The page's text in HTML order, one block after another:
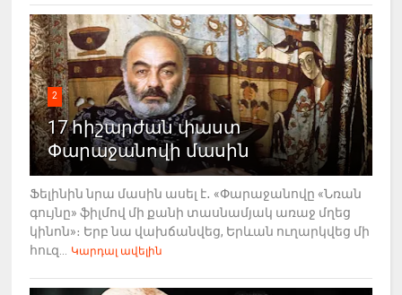
2
17 հիշարժան փաստ
Փարաջանովի մասին
Ֆելինին նրա մասին ասել է․ «Փարաջանովը «Նռան
գույնը» ֆիլմով մի քանի տասնամյակ առաջ մղեց
կինոն»։ Երբ նա վախճանվեց, Երևան ուղարկվեց մի
հուզ...
Կարդալ ավելին